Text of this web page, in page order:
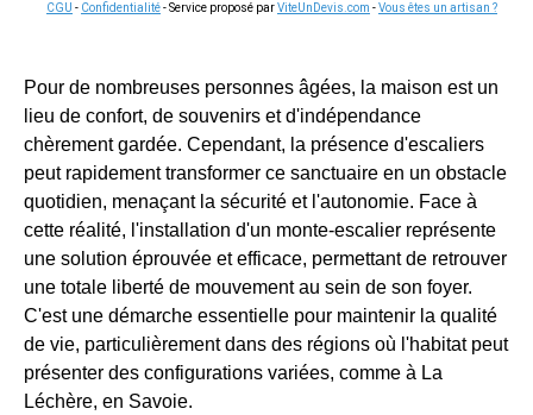
CGU - Confidentialité- Service proposé parViteUnDevis.com -Vous êtes un artisan ?
Pour de nombreuses personnes âgées, la maison est un
lieu de confort, de souvenirs et d'indépendance
chèrement gardée. Cependant, la présence d'escaliers
peut rapidement transformer ce sanctuaire en un obstacle
quotidien, menaçant la sécurité et l'autonomie. Face à
cette réalité, l'installation d'un monte-escalier représente
une solution éprouvée et efficace, permettant de retrouver
une totale liberté de mouvement au sein de son foyer.
C'est une démarche essentielle pour maintenir la qualité
de vie, particulièrement dans des régions où l'habitat peut
présenter des configurations variées, comme à La
Léchère, en Savoie.